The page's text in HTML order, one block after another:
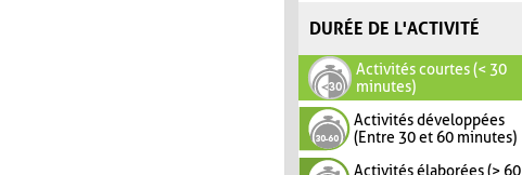
DURÉE DE L'ACTIVITÉ
Activités courtes (< 30
minutes)
Activités développées
(Entre 30 et 60 minutes)
Activités élaborées (> 60